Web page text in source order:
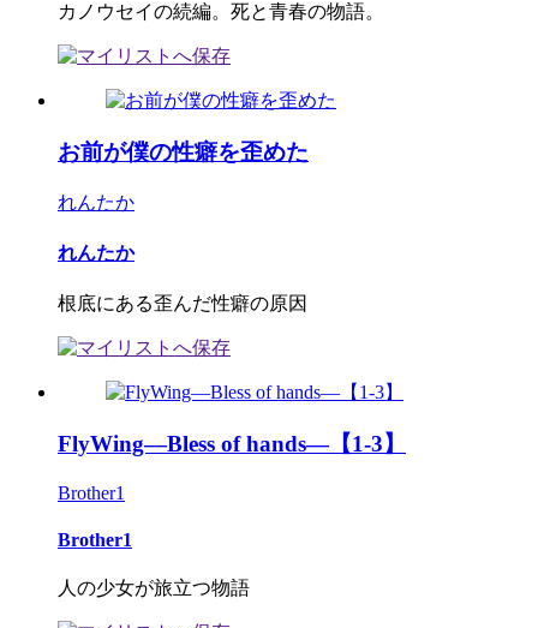
カノウセイの続編。死と青春の物語。
お前が僕の性癖を歪めた
れんたか
れんたか
根底にある歪んだ性癖の原因
FlyWing―Bless of hands―【1-3】
Brother1
Brother1
人の少女が旅立つ物語